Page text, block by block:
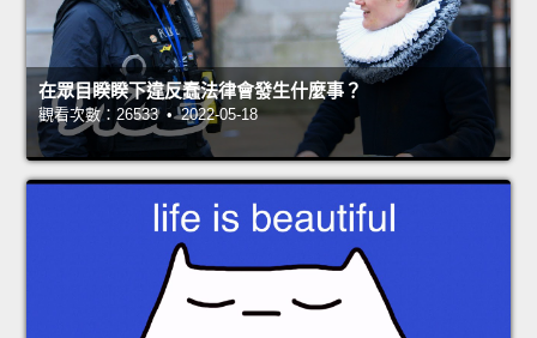
在眾目睽睽下違反蠢法律會發生什麼事？
觀看次數：26533 • 2022-05-18